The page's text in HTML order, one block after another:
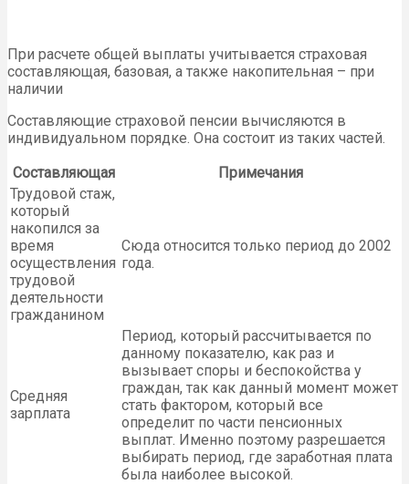
При расчете общей выплаты учитывается страховая
составляющая, базовая, а также накопительная – при
наличии
Составляющие страховой пенсии вычисляются в
индивидуальном порядке. Она состоит из таких частей.
Составляющая
Примечания
Трудовой стаж,
который
накопился за
время
осуществления
трудовой
деятельности
гражданином
Сюда относится только период до 2002
года.
Средняя
зарплата
Период, который рассчитывается по
данному показателю, как раз и
вызывает споры и беспокойства у
граждан, так как данный момент может
стать фактором, который все
определит по части пенсионных
выплат. Именно поэтому разрешается
выбирать период, где заработная плата
была наиболее высокой.